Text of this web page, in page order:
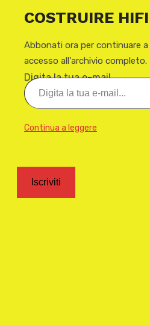
COSTRUIRE HIFI
Abbonati ora per continuare a
accesso all'archivio completo.
Digita la tua e-mail...
Continua a leggere
Iscriviti